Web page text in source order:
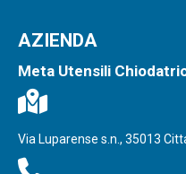
AZIENDA
Meta Utensili
Via Luparense s.n., 35013